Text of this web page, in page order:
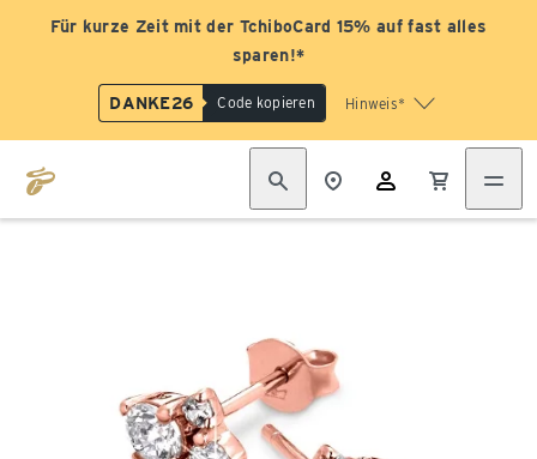
Für kurze Zeit mit der TchiboCard 15% auf fast alles
sparen!*
DANKE26 Code kopieren Hinweis*